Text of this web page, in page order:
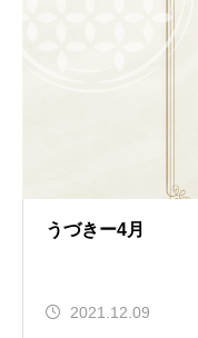
うづきー4月
2021.12.09